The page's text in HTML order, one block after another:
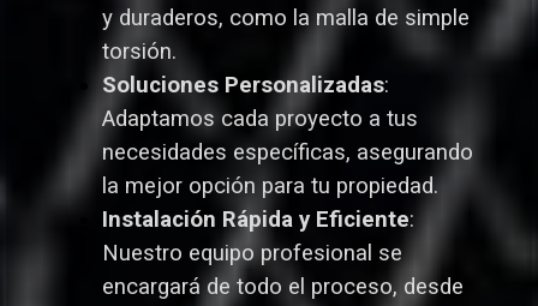
y duraderos, como la malla de simple
torsión.
Soluciones Personalizadas:
Adaptamos cada proyecto a tus
necesidades específicas, asegurando
la mejor opción para tu propiedad.
Instalación Rápida y Eficiente:
Nuestro equipo profesional se
encargará de todo el proceso, desde